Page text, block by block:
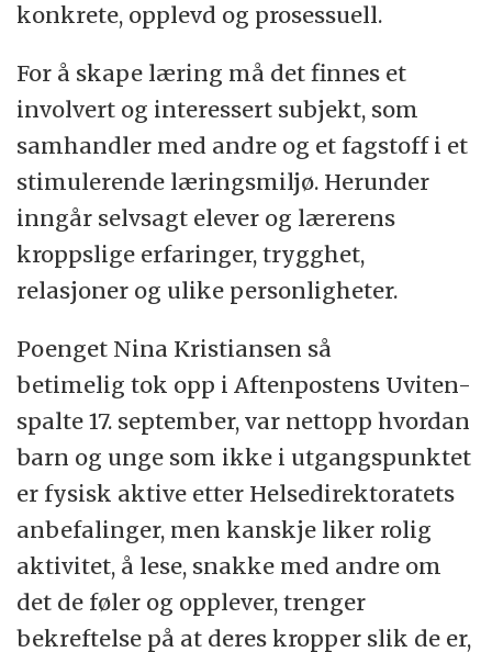
konkrete, opplevd og prosessuell.
For å skape læring må det finnes et
involvert og interessert subjekt, som
samhandler med andre og et fagstoff i et
stimulerende læringsmiljø. Herunder
inngår selvsagt elever og lærerens
kroppslige erfaringer, trygghet,
relasjoner og ulike personligheter.
Poenget Nina Kristiansen så
betimelig tok opp i Aftenpostens Uviten-
spalte 17. september, var nettopp hvordan
barn og unge som ikke i utgangspunktet
er fysisk aktive etter Helsedirektoratets
anbefalinger, men kanskje liker rolig
aktivitet, å lese, snakke med andre om
det de føler og opplever, trenger
bekreftelse på at deres kropper slik de er,